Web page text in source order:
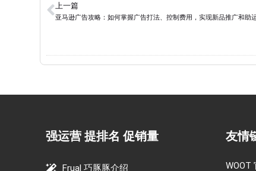
上一篇
亚马逊广告攻略：如何掌握广告打法、控制费用，实现新品推广和助
强运营 提排名 促销量
Frual 巧豚豚介绍
友情
WOOT